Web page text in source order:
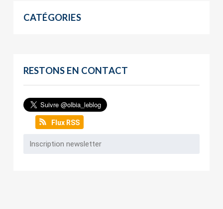
CATÉGORIES
RESTONS EN CONTACT
Flux RSS